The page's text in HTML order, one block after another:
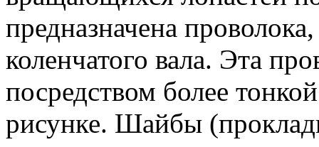
предназначена
коленчатого вала. Эта
посредством более
рисунке. Шайбы